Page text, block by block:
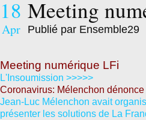
18
Apr
Meeting
Publié par Ensemble29
Meeting numérique LFi
L'Insoumission >>>>>
Coronavirus: Mélenchon
Jean-Luc Mélenchon avait
présenter les solutions de La